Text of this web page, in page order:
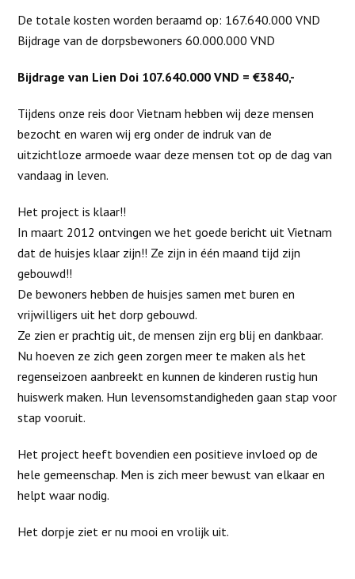
De totale kosten worden beraamd op: 167.640.000 VND
Bijdrage van de dorpsbewoners 60.000.000 VND
Bijdrage van Lien Doi 107.640.000 VND = €3840,-
Tijdens onze reis door Vietnam hebben wij deze mensen
bezocht en waren wij erg onder de indruk van de
uitzichtloze armoede waar deze mensen tot op de dag van
vandaag in leven.
Het project is klaar!!
In maart 2012 ontvingen we het goede bericht uit Vietnam
dat de huisjes klaar zijn!! Ze zijn in één maand tijd zijn
gebouwd!!
De bewoners hebben de huisjes samen met buren en
vrijwilligers uit het dorp gebouwd.
Ze zien er prachtig uit, de mensen zijn erg blij en dankbaar.
Nu hoeven ze zich geen zorgen meer te maken als het
regenseizoen aanbreekt en kunnen de kinderen rustig hun
huiswerk maken. Hun levensomstandigheden gaan stap voor
stap vooruit.
Het project heeft bovendien een positieve invloed op de
hele gemeenschap. Men is zich meer bewust van elkaar en
helpt waar nodig.
Het dorpje ziet er nu mooi en vrolijk uit.